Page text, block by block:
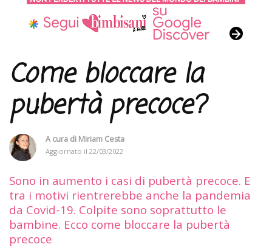
Come bloccare la
pubertà precoce?
A cura di Miriam Cesta
Aggiornato il 22/03/2022
Sono in aumento i casi di pubertà precoce. E
tra i motivi rientrerebbe anche la pandemia
da Covid-19. Colpite sono soprattutto le
bambine. Ecco come bloccare la pubertà
precoce